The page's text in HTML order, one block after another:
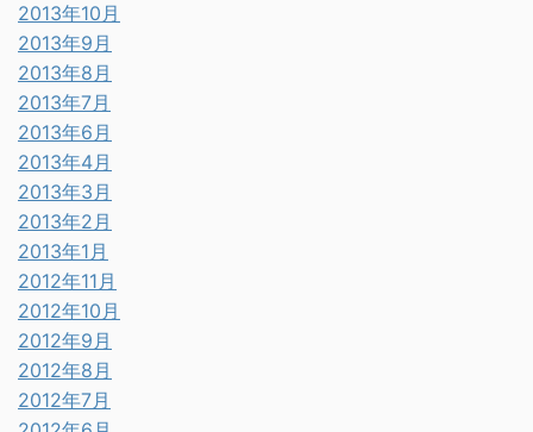
2013年10月
2013年9月
2013年8月
2013年7月
2013年6月
2013年4月
2013年3月
2013年2月
2013年1月
2012年11月
2012年10月
2012年9月
2012年8月
2012年7月